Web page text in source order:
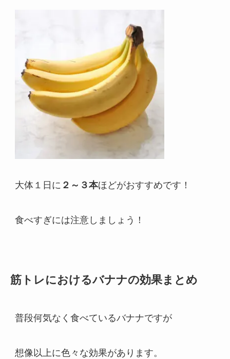
大体１日に ２～３本ほどがおすすめです！
食べすぎには注意しましょう！
筋トレにおけるバナナの効果まとめ
普段何気なく食べているバナナですが
想像以上に色々な効果があります。